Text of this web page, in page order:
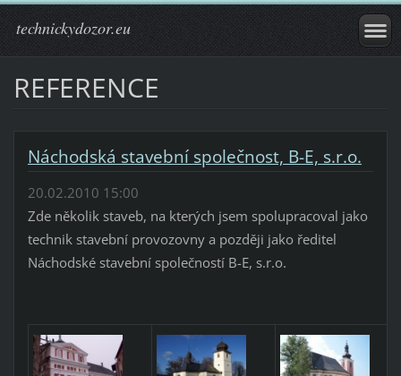
technickydozor.eu
REFERENCE
Náchodská stavební společnost, B-E, s.r.o.
20.02.2010 15:00
Zde několik staveb, na kterých jsem spolupracoval jako
technik stavební provozovny a později jako ředitel
Náchodské stavební společností B-E, s.r.o.